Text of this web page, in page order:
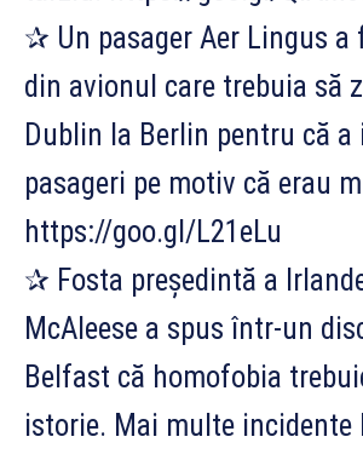
✰ Un pasager Aer Lingus a
din avionul care trebuia să
Dublin la Berlin pentru că
pasageri pe motiv că erau
https://goo.gl/L21eLu
✰ Fosta președintă a
McAleese a spus într-un
Belfast că homofobia
istorie. Mai multe incidente